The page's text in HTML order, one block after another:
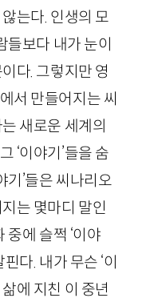
는다. 인생의 모
들보다 내가 눈이
다. 그렇지만 영
서 만들어지는 씨
새로운 세계의
‘이야기’들을 숨
기’들은 씨나리오
는 몇마디 말인
중에 슬쩍 ‘이야
다. 내가 무슨 ‘이
에 지친 이 중년